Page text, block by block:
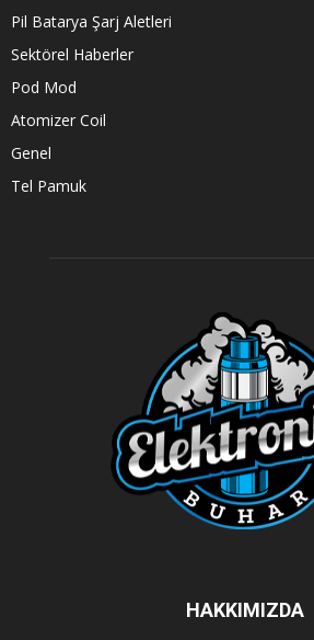
Pil Batarya Şarj Aletleri
Sektörel Haberler
Pod Mod
Atomizer Coil
Genel
Tel Pamuk
HAKKIMIZDA